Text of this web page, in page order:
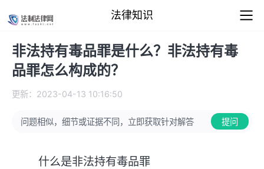
法律知识
非法持有毒品罪是什么？非法持有毒
品罪怎么构成的？
更新：2023-04-13 10:16:50
问题相似，细节或证据不同，立即获取针对解答 提问
什么是非法持有毒品罪